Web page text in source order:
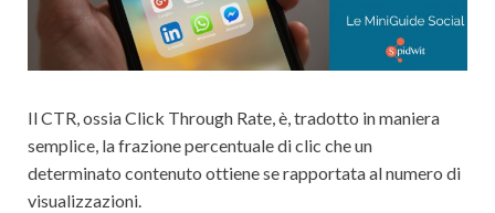
Il CTR, ossia Click Through Rate, è, tradotto in maniera
semplice, la frazione percentuale di clic che un
determinato contenuto ottiene se rapportata al numero di
visualizzazioni.